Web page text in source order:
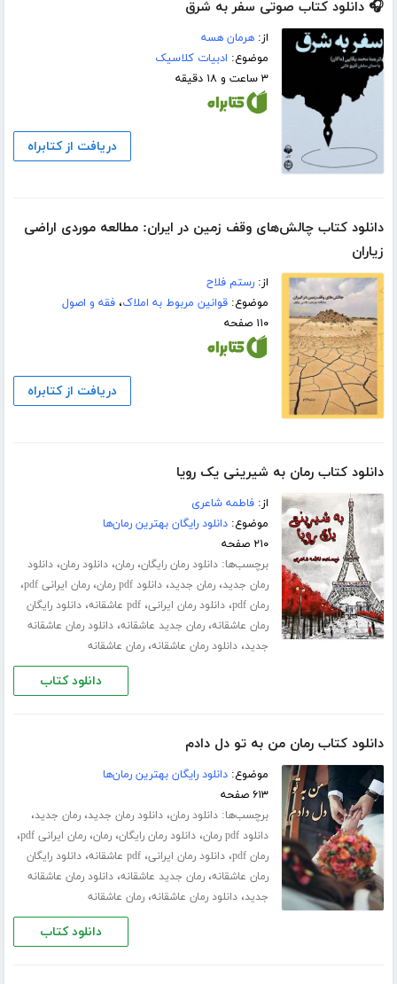
🎧 دانلود کتاب صوتی سفر به شرق
از:هرمان هسه
موضوع: ادبیات کلاسیک
۳ ساعت و ۱۸ دقیقه
دریافت از کتابراه
دانلود کتاب چالش‌های وقف زمین در ایران: مطالعه موردی اراضی
زیاران
از:رستم فلاح
موضوع:قوانین مربوط به املاک،فقه و اصول
۱۱۰ صفحه
دریافت از کتابراه
دانلود کتاب رمان به شیرینی یک رویا
از:فاطمه شاعری
موضوع:دانلود رایگان بهترین رمان‌ها
۲۱۰ صفحه
برچسب‌ها:دانلود رمان رایگان،رمان،دانلود رمان،دانلود
رمان جدید،رمان جدید،دانلود pdf رمان ،رمان ایرانی pdf ،
رمان pdf ،دانلود رمان ایرانی،pdf عاشقانه ،دانلود رایگان
رمان عاشقانه،رمان جدید عاشقانه،دانلود رمان عاشقانه
جدید،دانلود رمان عاشقانه،رمان عاشقانه
دانلود کتاب
دانلود کتاب رمان من به تو دل دادم
موضوع:دانلود رایگان بهترین رمان‌ها
۶۱۳ صفحه
برچسب‌ها:دانلود رمان،دانلود رمان جدید،رمان جدید،
دانلود pdf رمان ،دانلود رمان رایگان،رمان،رمان ایرانی pdf ،
رمان pdf ،دانلود رمان ایرانی،pdf عاشقانه ،دانلود رایگان
رمان عاشقانه،رمان جدید عاشقانه،دانلود رمان عاشقانه
جدید،دانلود رمان عاشقانه،رمان عاشقانه
دانلود کتاب